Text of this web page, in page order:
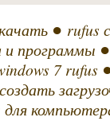
● rufus
и программы
7 rufus